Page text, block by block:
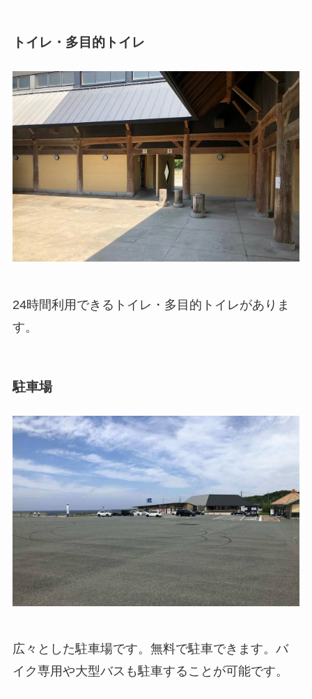
トイレ・多目的トイレ
24時間利用できるトイレ・多目的トイレがありま
す。
駐車場
広々とした駐車場です。無料で駐車できます。バ
イク専用や大型バスも駐車することが可能です。